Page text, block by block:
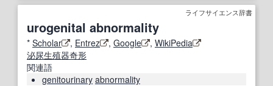
ライフサイエンス辞書
urogenital abnormality
* Scholar , Entrez , Google , WikiPedia
泌尿生殖器奇形
関連語
genitourinary abnormality